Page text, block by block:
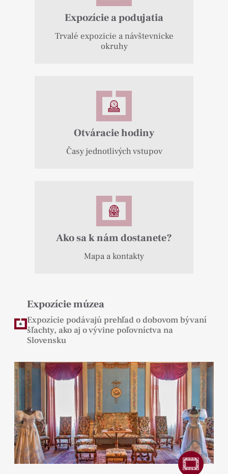
Expozície a podujatia
Trvalé expozicie a návštevnicke
okruhy
Otváracie hodiny
Časy jednotlivých vstupov
Ako sa k nám dostanete?
Mapa a kontakty
Expozície múzea
Expozície podávajú prehľad o dobovom bývaní
šľachty, ako aj o vývine poľovníctva na
Slovensku